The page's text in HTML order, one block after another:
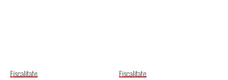
Fiscalitate Fiscalitate